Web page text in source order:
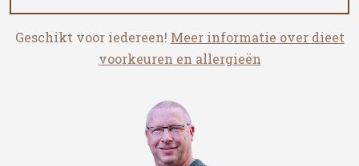
Geschikt voor iedereen! Meer informatie over dieet
voorkeuren en allergieën